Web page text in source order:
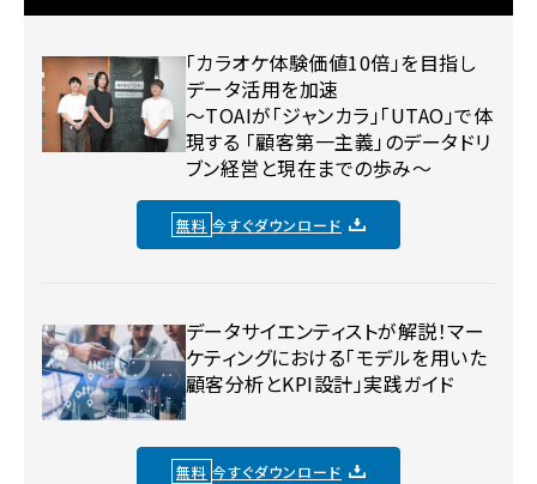
「カラオケ体験価値10倍」を目指し
データ活用を加速
〜TOAIが「ジャンカラ」「UTAO」で体
現する 「顧客第一主義」のデータドリ
ブン経営と現在までの歩み〜
無料 今すぐダウンロード
データサイエンティストが解説！マー
ケティングにおける「モデルを用いた
顧客分析とKPI設計」実践ガイド
無料 今すぐダウンロード